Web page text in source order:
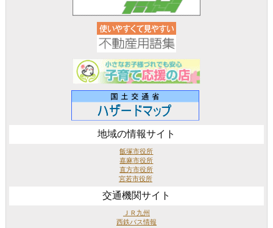
地域の情報サイト
飯塚市役所
嘉麻市役所
直方市役所
宮若市役所
交通機関サイト
ＪＲ九州
西鉄バス情報